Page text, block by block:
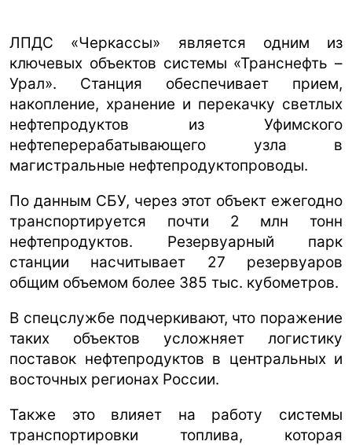
ЛПДС «Черкассы» является одним из
ключевых объектов системы «Транснефть –
Урал». Станция обеспечивает прием,
накопление, хранение и перекачку светлых
нефтепродуктов из Уфимского
нефтеперерабатывающего узла в
магистральные нефтепродуктопроводы.
По данным СБУ, через этот объект ежегодно
транспортируется почти 2 млн тонн
нефтепродуктов. Резервуарный парк
станции насчитывает 27 резервуаров
общим объемом более 385 тыс. кубометров.
В спецслужбе подчеркивают, что поражение
таких объектов усложняет логистику
поставок нефтепродуктов в центральных и
восточных регионах России.
Также это влияет на работу системы
транспортировки топлива, которая